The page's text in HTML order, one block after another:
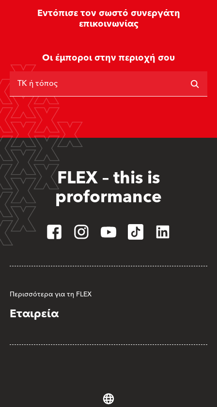
Εντόπισε τον σωστό συνεργάτη
επικοινωνίας
Οι έμποροι στην περιοχή σου
ΤΚ ή τόπος
FLEX – this is
proformance
Περισσότερα για τη FLEX
Εταιρεία